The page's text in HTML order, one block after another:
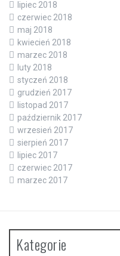
lipiec 2018
czerwiec 2018
maj 2018
kwiecień 2018
marzec 2018
luty 2018
styczeń 2018
grudzień 2017
listopad 2017
październik 2017
wrzesień 2017
sierpień 2017
lipiec 2017
czerwiec 2017
marzec 2017
Kategorie